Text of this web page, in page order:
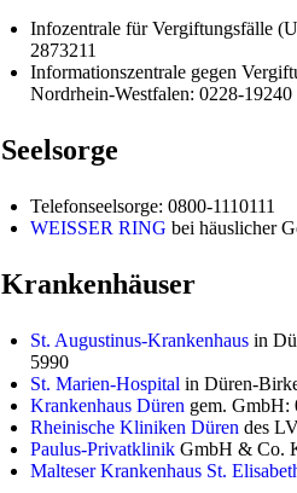
Infozentrale für Vergiftungsfälle
2873211
Informationszentrale gegen
Nordrhein-Westfalen: 0228-19240
Seelsorge
Telefonseelsorge: 0800-1110111
WEISSER RING bei häuslicher
Krankenhäuser
St. Augustinus-Krankenhausin
5990
St. Marien-Hospital in Düren-
Krankenhaus Düren gem. GmbH:
Rheinische Kliniken Düren des
Paulus-PrivatklinikGmbH & Co.
Malteser Krankenhaus St.